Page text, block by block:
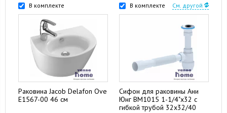
В комплекте
Раковина Jacob Delafon Ove
E1567-00 46 см
В комплекте См. другой
Сифон для раковины Ани
Юнг ВМ1015 1-1/4"x32 с
гибкой трубой 32x32/40